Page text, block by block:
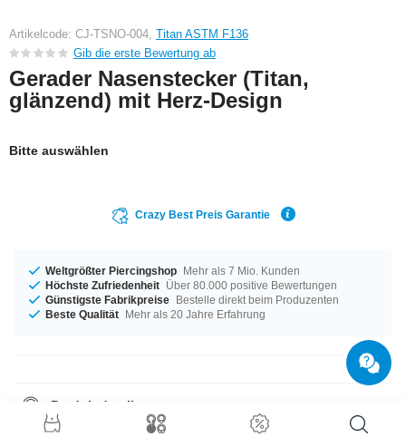
Artikelcode: CJ-TSNO-004, Titan ASTM F136
Gib die erste Bewertung ab
Gerader Nasenstecker (Titan,
glänzend) mit Herz-Design
Bitte auswählen
Crazy Best Preis Garantie
Weltgrößter Piercingshop Mehr als 7 Mio. Kunden
Höchste Zufriedenheit Über 80.000 positive Bewertungen
Günstigste Fabrikpreise Bestelle direkt beim Produzenten
Beste Qualität Mehr als 20 Jahre Erfahrung
Produktdetails
Groß oder klein, das entscheidest du allein – verfügbar in den